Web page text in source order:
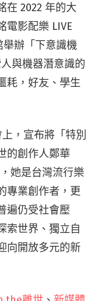
在 2022 年的大
電影配樂 LIVE
舉辦「下意識機
與機器潛意識的
耗，好友、學生
，宣布將「特別
的創作人鄭華
她是台灣流行樂
專業創作者，更
遍仍受社會壓
索世界、獨立自
向開放多元的新